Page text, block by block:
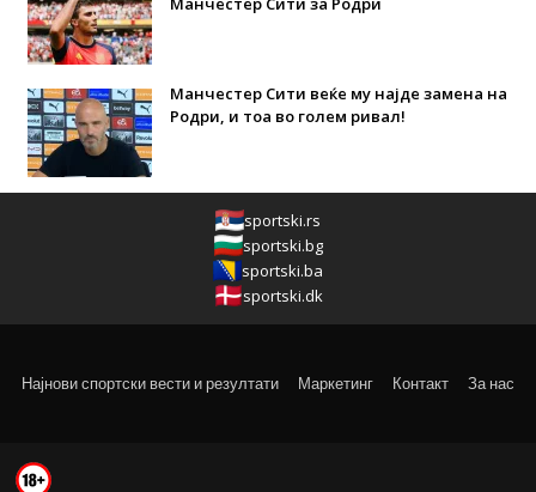
Манчестер Сити веќе му најде замена на
Родри, и тоа во голем ривал!
sportski.rs
sportski.bg
sportski.ba
sportski.dk
Најнови спортски вести и резултати Маркетинг Контакт За нас